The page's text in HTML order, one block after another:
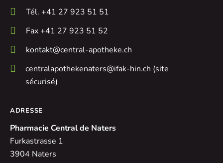
Tél. +41 27 923 51 51
Fax +41 27 923 51 52
kontakt@central-apotheke.ch
centralapothekenaters@ifak-hin.ch (site
sécurisé)
ADRESSE
Pharmacie Central de Naters
Furkastrasse 1
3904 Naters